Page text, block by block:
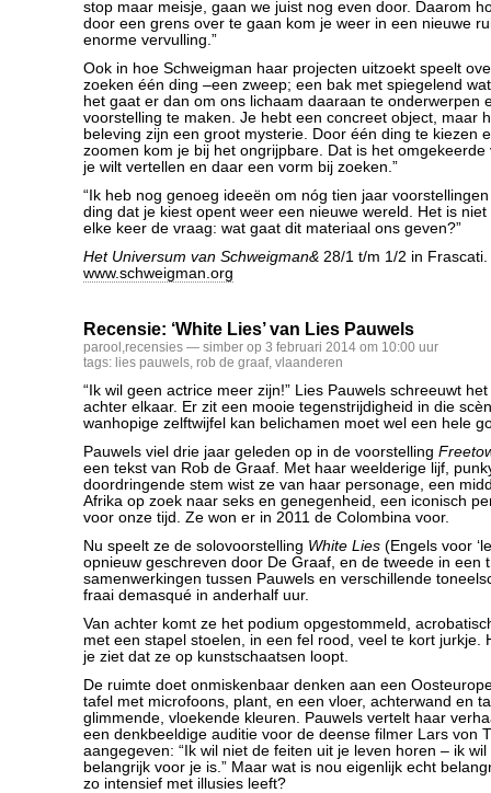
stop maar meisje, gaan we juist nog even door. Daarom
door een grens over te gaan kom je weer in een nieuwe
enorme vervulling.”
Ook in hoe Schweigman haar projecten uitzoekt speelt
zoeken één ding –een zweep; een bak met spiegelend
het gaat er dan om ons lichaam daaraan te onderwerpen
voorstelling te maken. Je hebt een concreet object, maar
beleving zijn een groot mysterie. Door één ding te kiezen
zoomen kom je bij het ongrijpbare. Dat is het omgekeerde
je wilt vertellen en daar een vorm bij zoeken.”
“Ik heb nog genoeg ideeën om nóg tien jaar
ding dat je kiest opent weer een nieuwe wereld. Het is
elke keer de vraag: wat gaat dit materiaal ons geven?”
Het Universum van Schweigman& 28/1 t/m 1/2 in
www.schweigman.org
Recensie: ‘White Lies’ van Lies Pauwels
parool ,recensies — simber op 3 februari 2014 om 10:00 uur
tags: lies pauwels, rob de graaf, vlaanderen
“Ik wil geen actrice meer zijn!” Lies Pauwels schreeuwt
achter elkaar. Er zit een mooie tegenstrijdigheid in die
wanhopige zelftwijfel kan belichamen moet wel een hele
Pauwels viel drie jaar geleden op in de voorstelling
een tekst van Rob de Graaf. Met haar weelderige lijf,
doordringende stem wist ze van haar personage, een
Afrika op zoek naar seks en genegenheid, een iconisch
voor onze tijd. Ze won er in 2011 de Colombina voor.
Nu speelt ze de solovoorstelling White Lies (Engels voor
opnieuw geschreven door De Graaf, en de tweede in een
samenwerkingen tussen Pauwels en verschillende
fraai demasqué in anderhalf uur.
Van achter komt ze het podium opgestommeld,
met een stapel stoelen, in een fel rood, veel te kort jurkje.
je ziet dat ze op kunstschaatsen loopt.
De ruimte doet onmiskenbaar denken aan een
tafel met microfoons, plant, en een vloer, achterwand en
glimmende, vloekende kleuren. Pauwels vertelt haar
een denkbeeldige auditie voor de deense filmer Lars von
aangegeven: “Ik wil niet de feiten uit je leven horen – ik
belangrijk voor je is.” Maar wat is nou eigenlijk echt
zo intensief met illusies leeft?